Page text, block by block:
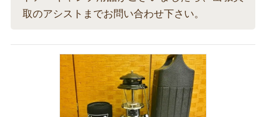
取のアシストまでお問い合わせ下さい。